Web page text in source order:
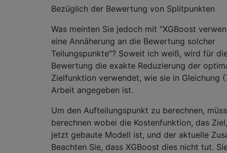
Bezüglich der Bewertung von Splitpunkten
Was meinten Sie jedoch mit "XGBoost
eine Annäherung an die Bewertung solcher
Teilungspunkte"? Soweit ich weiß, wird für
Bewertung die exakte Reduzierung der
Zielfunktion verwendet, wie sie in Gleichung
Arbeit angegeben ist.
Um den Aufteilungspunkt zu berechnen,
berechnen wobei die Kostenfunktion, das
jetzt gebaute Modell ist, und der aktuelle
Beachten Sie, dass XGBoost dies nicht tut.